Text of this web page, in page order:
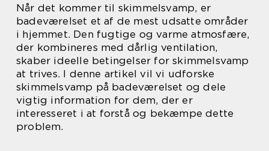
Når det kommer til skimmelsvamp, er
badeværelset et af de mest udsatte områder
i hjemmet. Den fugtige og varme atmosfære,
der kombineres med dårlig ventilation,
skaber ideelle betingelser for skimmelsvamp
at trives. I denne artikel vil vi udforske
skimmelsvamp på badeværelset og dele
vigtig information for dem, der er
interesseret i at forstå og bekæmpe dette
problem.